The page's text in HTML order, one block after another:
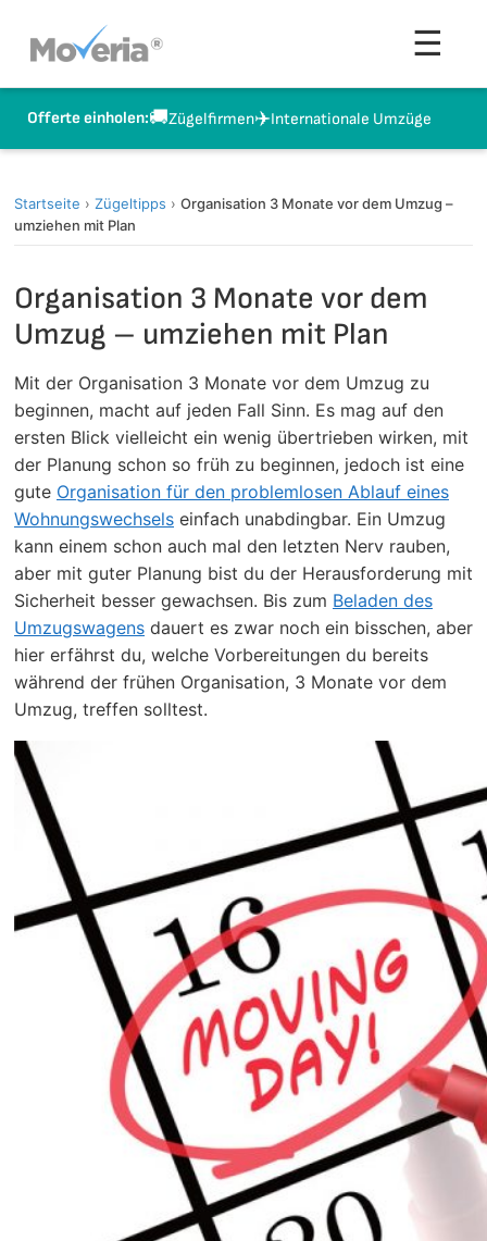
Inhalt
springen
☰
Offerte einholen:🚚Zügelfirmen✈️Internationale Umzüge
Startseite › Zügeltipps › Organisation 3 Monate vor dem Umzug –
umziehen mit Plan
Organisation 3 Monate vor dem
Umzug – umziehen mit Plan
Mit der Organisation 3 Monate vor dem Umzug zu
beginnen, macht auf jeden Fall Sinn. Es mag auf den
ersten Blick vielleicht ein wenig übertrieben wirken, mit
der Planung schon so früh zu beginnen, jedoch ist eine
gute Organisation für den problemlosen Ablauf eines
Wohnungswechsels einfach unabdingbar. Ein Umzug
kann einem schon auch mal den letzten Nerv rauben,
aber mit guter Planung bist du der Herausforderung mit
Sicherheit besser gewachsen. Bis zum Beladen des
Umzugswagens dauert es zwar noch ein bisschen, aber
hier erfährst du, welche Vorbereitungen du bereits
während der frühen Organisation, 3 Monate vor dem
Umzug, treffen solltest.